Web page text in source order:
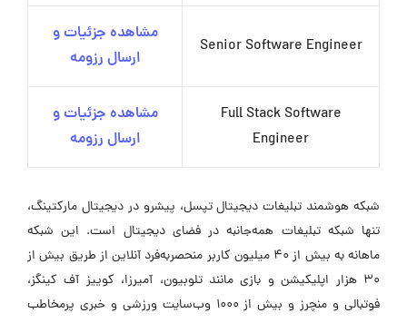
Senior Software Engineer
مشاهده جزئیات و
ارسال رزومه
Full Stack Software
Engineer
مشاهده جزئیات و
ارسال رزومه
شبکه هوشمند تبلیغات دیجیتال تپسل، پیشرو در دیجیتال مارکتینگ،
تنها شبکه تبلیغات همه‌جانبه در فضای دیجیتال است. این شبکه
ماهانه به بیش از ۴۰ میلیون کاربر منحصربه‌فرد آنلاین از طریق بیش از
۳۰ هزار اپلیکیشن و بازی مانند تلوبیون، آمیرزا، کوییز آف کینگز،
فوتبالی و منچرز و بیش از ۱۰۰۰ وب‌سایت ورزشی و خبری پرمخاطب